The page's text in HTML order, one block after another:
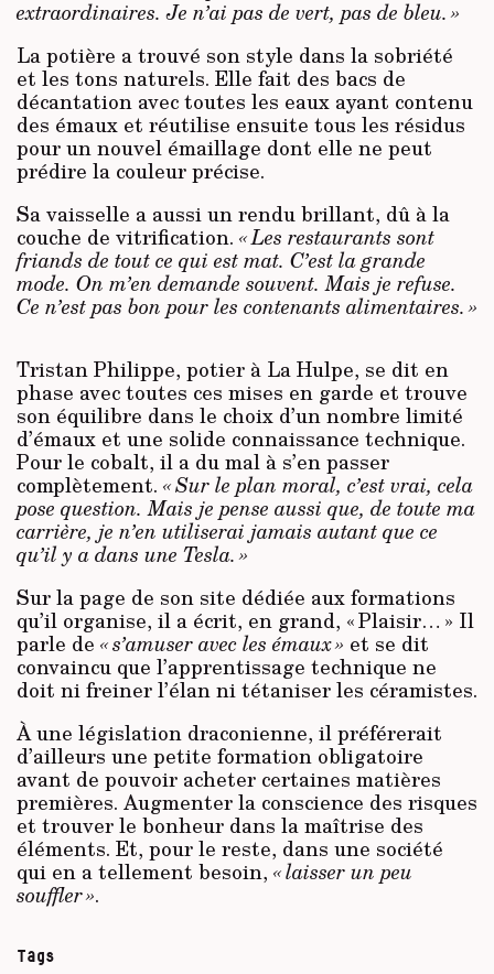
extraordinaires. Je n’ai pas de vert, pas de bleu. »
La potière a trouvé son style dans la sobriété
et les tons naturels. Elle fait des bacs de
décantation avec toutes les eaux ayant contenu
des émaux et réutilise ensuite tous les résidus
pour un nouvel émaillage dont elle ne peut
prédire la couleur précise.
Sa vaisselle a aussi un rendu brillant, dû à la
couche de vitrification. « Les restaurants sont
friands de tout ce qui est mat. C’est la grande
mode. On m’en demande souvent. Mais je refuse.
Ce n’est pas bon pour les contenants alimentaires. »
Tristan Philippe, potier à La Hulpe, se dit en
phase avec toutes ces mises en garde et trouve
son équilibre dans le choix d’un nombre limité
d’émaux et une solide connaissance technique.
Pour le cobalt, il a du mal à s’en passer
complètement. « Sur le plan moral, c’est vrai, cela
pose question. Mais je pense aussi que, de toute ma
carrière, je n’en utiliserai jamais autant que ce
qu’il y a dans une Tesla. »
Sur la page de son site dédiée aux formations
qu’il organise, il a écrit, en grand, « Plaisir… » Il
parle de « s’amuser avec les émaux » et se dit
convaincu que l’apprentissage technique ne
doit ni freiner l’élan ni tétaniser les céramistes.
À une législation draconienne, il préférerait
d’ailleurs une petite formation obligatoire
avant de pouvoir acheter certaines matières
premières. Augmenter la conscience des risques
et trouver le bonheur dans la maîtrise des
éléments. Et, pour le reste, dans une société
qui en a tellement besoin, « laisser un peu
souffler ».
Tags